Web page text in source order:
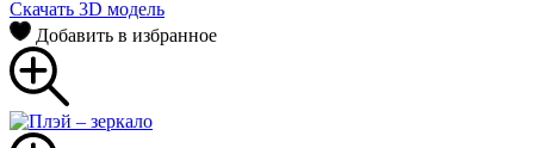
Скачать 3D модель
Добавить в избранное